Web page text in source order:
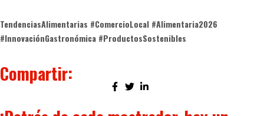
TendenciasAlimentarias #ComercioLocal #Alimentaria2026
#InnovaciónGastronómica #ProductosSostenibles
Compartir: